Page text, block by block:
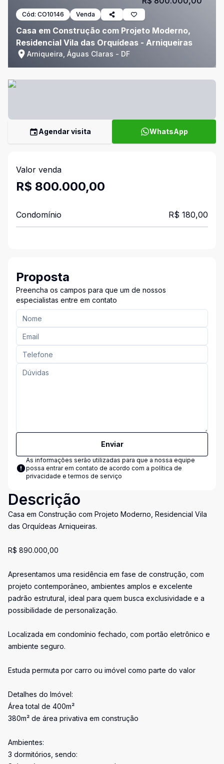
Cód: CO10146 Venda
Casa em Construção com Projeto Moderno,
Residencial Vila das Orquídeas - Arniqueiras
Arniqueira, Águas Claras - DF
Agendar visita WhatsApp
Valor venda
R$ 800.000,00
Condomínio R$ 180,00
Proposta
Preencha os campos para que um de nossos
especialistas entre em contato
Enviar
As informações serão utilizadas para que a nossa equipe
possa entrar em contato de acordo com a política de
privacidade e termos de serviço
Descrição
Casa em Construção com Projeto Moderno, Residencial Vila
das Orquídeas Arniqueiras.
R$ 890.000,00
Apresentamos uma residência em fase de construção, com
projeto contemporâneo, ambientes amplos e excelente
padrão estrutural, ideal para quem busca exclusividade e a
possibilidade de personalização.
Localizada em condomínio fechado, com portão eletrônico e
ambiente seguro.
Estuda permuta por carro ou imóvel como parte do valor
Detalhes do Imóvel:
Área total de 400m²
380m² de área privativa em construção
Ambientes:
3 dormitórios, sendo: